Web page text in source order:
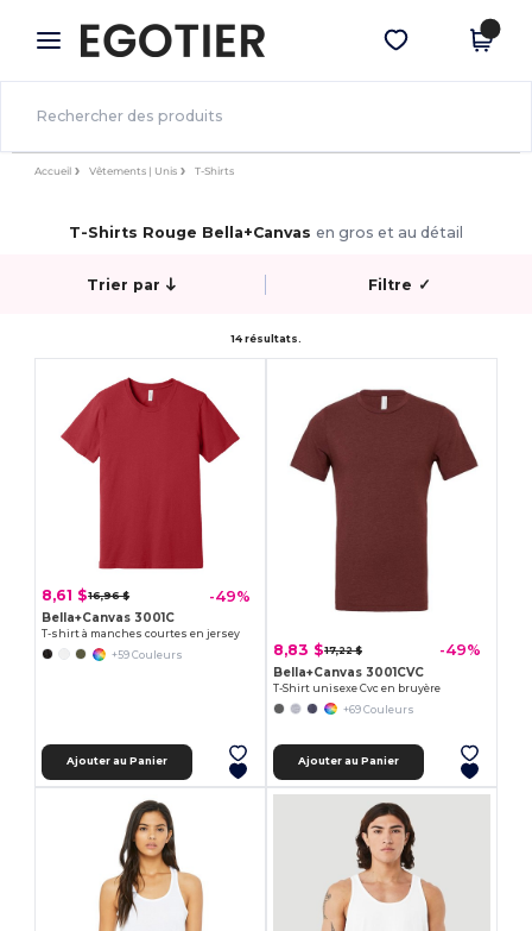
× Appli Egotier
Meilleurs prix sur l’app !
Obtenir l'appli
Accueil Vêtements | Unis T-Shirts
T-Shirts Rouge Bella+Canvas en gros et au détail
Trier par Filtre ✓
14 résultats.
8,61 $16,96 $ -49%
Bella+Canvas 3001C
T-shirt à manches courtes en jersey
+59 Couleurs
Ajouter au Panier
8,83 $17,22 $ -49%
Bella+Canvas 3001CVC
T-Shirt unisexe Cvc en bruyère
+69 Couleurs
Ajouter au Panier